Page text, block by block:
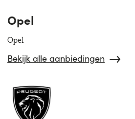
Opel
Opel
Bekijk alle aanbiedingen